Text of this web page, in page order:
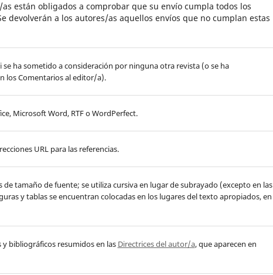
están obligados a comprobar que su envío cumpla todos los
devolverán a los autores/as aquellos envíos que no cumplan estas
ha sometido a consideración por ninguna otra revista (o se ha
los Comentarios al editor/a).
Microsoft Word, RTF o WordPerfect.
URL para las referencias.
tamaño de fuente; se utiliza cursiva en lugar de subrayado (excepto en las
y tablas se encuentran colocadas en los lugares del texto apropiados, en
bibliográficos resumidos en las Directrices del autor/a, que aparecen en